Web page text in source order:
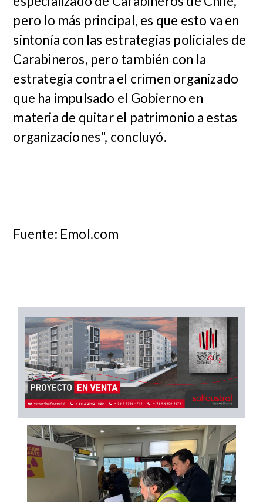
pero lo más principal, es que esto va en
sintonía con las estrategias policiales de
Carabineros, pero también con la
estrategia contra el crimen organizado
que ha impulsado el Gobierno en
materia de quitar el patrimonio a estas
organizaciones", concluyó.
Fuente: Emol.com